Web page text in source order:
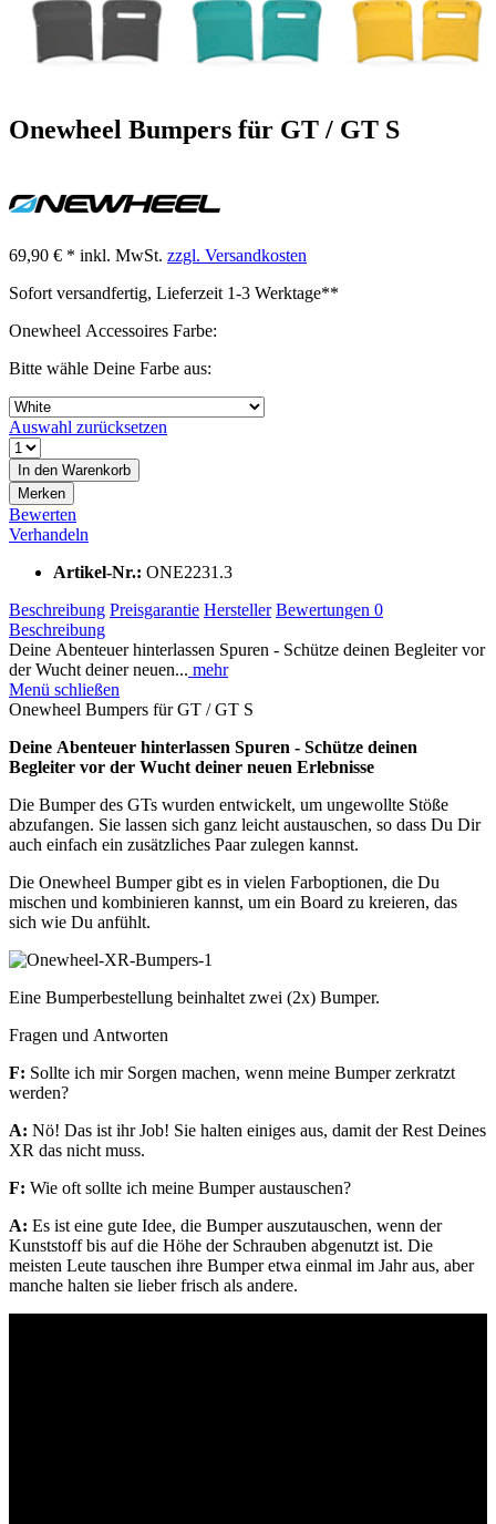
Onewheel Bumpers für GT / GT S
69,90 € * inkl. MwSt. zzgl. Versandkosten
Sofort versandfertig, Lieferzeit 1-3 Werktage**
Onewheel Accessoires Farbe:
Bitte wähle Deine Farbe aus:
Auswahl zurücksetzen
In den Warenkorb
Merken
Bewerten
Verhandeln
Artikel-Nr.: ONE2231.3
Beschreibung Preisgarantie Hersteller Bewertungen 0
Beschreibung
Deine Abenteuer hinterlassen Spuren - Schütze deinen Begleiter vor
der Wucht deiner neuen... mehr
Menü schließen
Onewheel Bumpers für GT / GT S
Deine Abenteuer hinterlassen Spuren - Schütze deinen
Begleiter vor der Wucht deiner neuen Erlebnisse
Die Bumper des GTs wurden entwickelt, um ungewollte Stöße
abzufangen. Sie lassen sich ganz leicht austauschen, so dass Du Dir
auch einfach ein zusätzliches Paar zulegen kannst.
Die Onewheel Bumper gibt es in vielen Farboptionen, die Du
mischen und kombinieren kannst, um ein Board zu kreieren, das
sich wie Du anfühlt.
Eine Bumperbestellung beinhaltet zwei (2x) Bumper.
Fragen und Antworten
F: Sollte ich mir Sorgen machen, wenn meine Bumper zerkratzt
werden?
A: Nö! Das ist ihr Job! Sie halten einiges aus, damit der Rest Deines
XR das nicht muss.
F: Wie oft sollte ich meine Bumper austauschen?
A: Es ist eine gute Idee, die Bumper auszutauschen, wenn der
Kunststoff bis auf die Höhe der Schrauben abgenutzt ist. Die
meisten Leute tauschen ihre Bumper etwa einmal im Jahr aus, aber
manche halten sie lieber frisch als andere.